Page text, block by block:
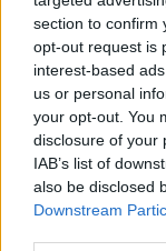
section to confirm
opt-out request is
interest-based
us or personal
your opt-out. You
disclosure of your
IAB’s list of
also be disclosed
Downstream
Quando il silenzio
​Il passato, questo
​Clima ballerino e
La maternità
​L’uomo o l’orso?
Non hanno un
​Tutta una
​Cose che ci
​Vespa che
​Lasciate ai vostri